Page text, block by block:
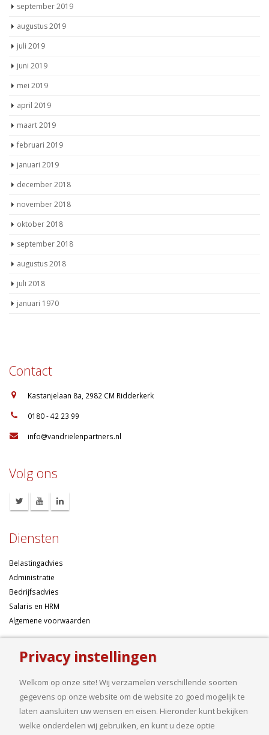
september 2019
augustus 2019
juli 2019
juni 2019
mei 2019
april 2019
maart 2019
februari 2019
januari 2019
december 2018
november 2018
oktober 2018
september 2018
augustus 2018
juli 2018
januari 1970
Contact
Kastanjelaan 8a, 2982 CM Ridderkerk
0180 - 42 23 99
info@vandrielenpartners.nl
Volg ons
Diensten
Belastingadvies
Administratie
Bedrijfsadvies
Salaris en HRM
Algemene voorwaarden
Over ons
Ondernemen betekent risico’s nemen, maar dan liefst wel zo
samengesteld mogelijk. Of u nu een onderneming wilt starten met een
goed financieel plan, uw bedrijf wilt uitbreiden op basis van gedegen
cijfers, uw jaarcijfers samengesteld wilt hebben of een helder advies
Privacy instellingen
Welkom op onze site! Wij verzamelen verschillende soorten
gegevens op onze website om de website zo goed mogelijk te
laten aansluiten uw wensen en eisen. Hieronder kunt bekijken
welke onderdelen wij gebruiken, en kunt u deze optie